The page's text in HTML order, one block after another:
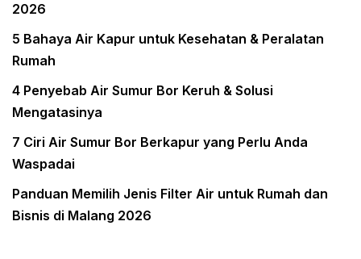
2026
5 Bahaya Air Kapur untuk Kesehatan & Peralatan
Rumah
4 Penyebab Air Sumur Bor Keruh & Solusi
Mengatasinya
7 Ciri Air Sumur Bor Berkapur yang Perlu Anda
Waspadai
Panduan Memilih Jenis Filter Air untuk Rumah dan
Bisnis di Malang 2026